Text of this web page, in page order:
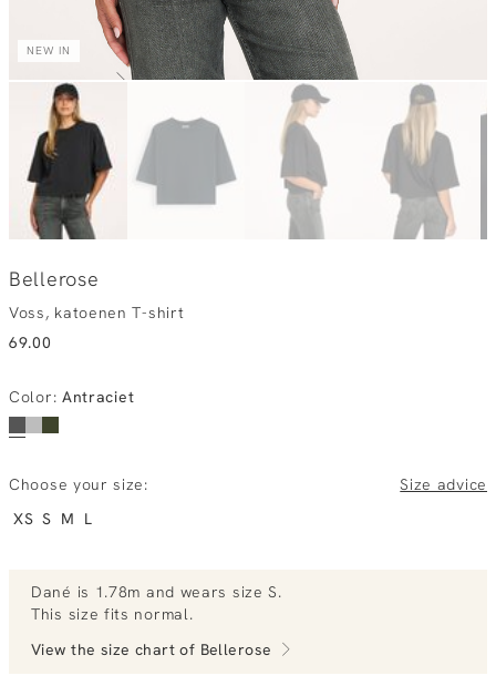
NEW IN
Bellerose
Voss, katoenen T-shirt
69.00
Color: Antraciet
Choose your size:
Size advice
XS S M L
Dané is 1.78m and wears size S.
This size fits normal .
View the size chart of Bellerose